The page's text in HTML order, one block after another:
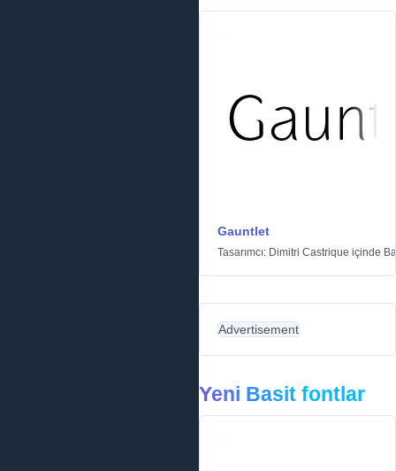
Gauntlet
Tasarımcı: Dimitri Castrique içinde
Advertisement
Yeni Basit fontlar